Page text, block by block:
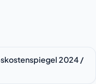
2024 /